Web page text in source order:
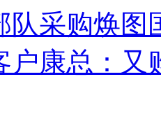
队采购焕图
户康总：又